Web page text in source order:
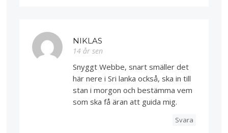
NIKLAS
14 år sen
Snyggt Webbe, snart smäller det
här nere i Sri lanka också, ska in till
stan i morgon och bestämma vem
som ska få äran att guida mig.
Svara